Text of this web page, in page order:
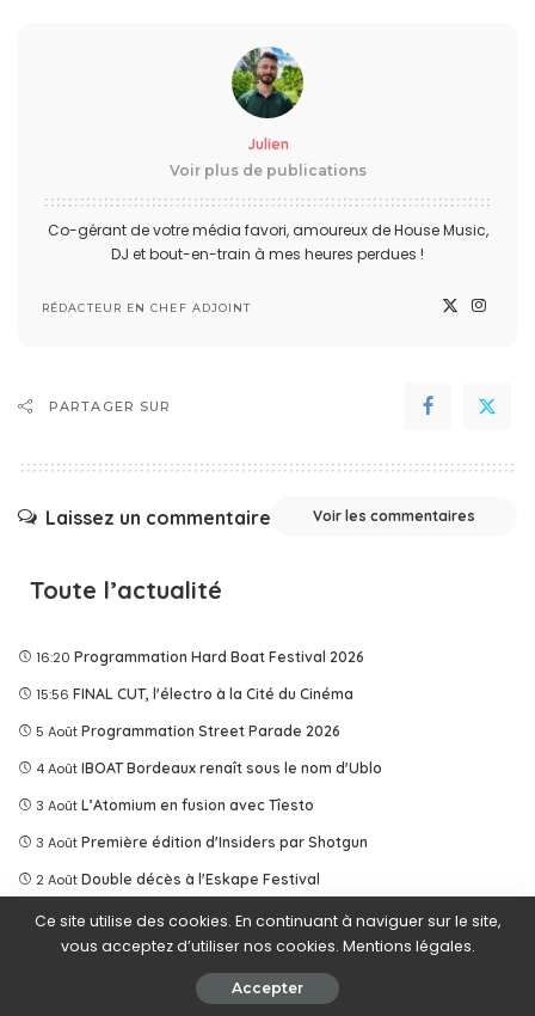
Julien
Voir plus de publications
Co-gérant de votre média favori, amoureux de House Music,
DJ et bout-en-train à mes heures perdues !
RÉDACTEUR EN CHEF ADJOINT
PARTAGER SUR
Laissez un commentaire Voir les commentaires
Toute l’actualité
16:20 Programmation Hard Boat Festival 2026
15:56 FINAL CUT, l'électro à la Cité du Cinéma
5 Août Programmation Street Parade 2026
4 Août IBOAT Bordeaux renaît sous le nom d'Ublo
3 Août L’Atomium en fusion avec Tîesto
3 Août Première édition d'Insiders par Shotgun
2 Août Double décès à l'Eskape Festival
1 Août Les événements électro d'août 2026 en France
31 Juil Les sorties électro de la semaine du 27 juillet 2026
Sortie du titre Lykke Li x SHM
Ce site utilise des cookies. En continuant à naviguer sur le site,
vous acceptez d’utiliser nos cookies. Mentions légales.
Accepter